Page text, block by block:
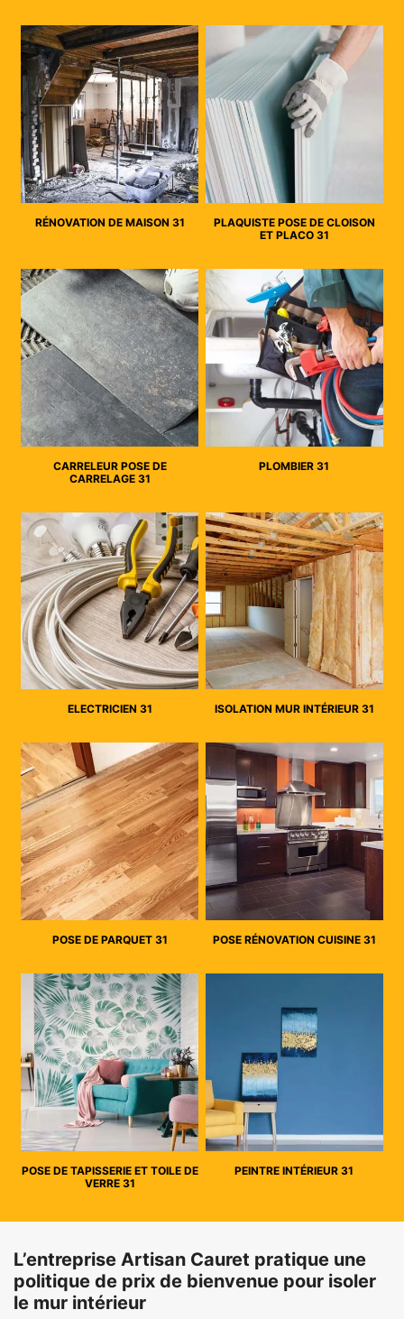
RÉNOVATION DE MAISON 31
PLAQUISTE POSE DE CLOISON
ET PLACO 31
CARRELEUR POSE DE
CARRELAGE 31
PLOMBIER 31
ELECTRICIEN 31 ISOLATION MUR INTÉRIEUR 31
POSE DE PARQUET 31 POSE RÉNOVATION CUISINE 31
POSE DE TAPISSERIE ET TOILE DE
VERRE 31
PEINTRE INTÉRIEUR 31
L’entreprise Artisan Cauret pratique une
politique de prix de bienvenue pour isoler
le mur intérieur